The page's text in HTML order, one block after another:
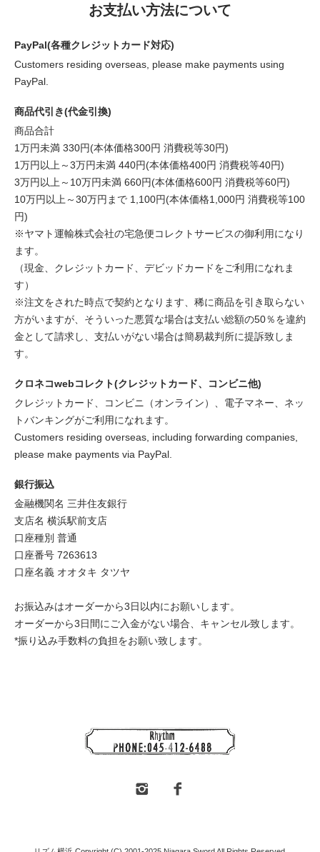
お支払い方法について
PayPal(各種クレジットカード対応)
Customers residing overseas, please make payments using
PayPal.
商品代引き(代金引換)
商品合計
1万円未満 330円(本体価格300円 消費税等30円)
1万円以上～3万円未満 440円(本体価格400円 消費税等40円)
3万円以上～10万円未満 660円(本体価格600円 消費税等60円)
10万円以上～30万円まで 1,100円(本体価格1,000円 消費税等100
円)
※ヤマト運輸株式会社の宅急便コレクトサービスの御利用になり
ます。
（現金、クレジットカード、デビッドカードをご利用になれま
す）
※注文をされた時点で契約となります、稀に商品を引き取らない
方がいますが、そういった悪質な場合は支払い総額の50％を違約
金として請求し、支払いがない場合は簡易裁判所に提訴致しま
す。
クロネコwebコレクト(クレジットカード、コンビニ他)
クレジットカード、コンビニ（オンライン）、電子マネー、ネッ
トバンキングがご利用になれます。
Customers residing overseas, including forwarding companies,
please make payments via PayPal.
銀行振込
金融機関名 三井住友銀行
支店名 横浜駅前支店
口座種別 普通
口座番号 7263613
口座名義 オオタキ タツヤ
お振込みはオーダーから3日以内にお願いします。
オーダーから3日間にご入金がない場合、キャンセル致します。
*振り込み手数料の負担をお願い致します。